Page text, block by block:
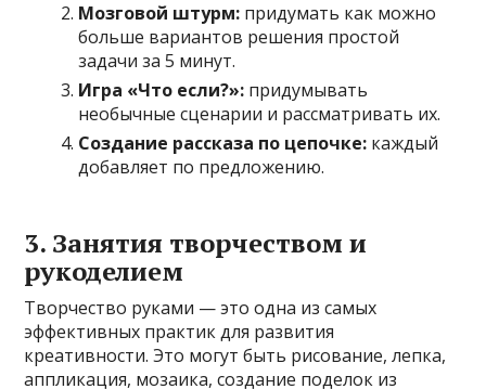
Мозговой штурм: придумать как можно
больше вариантов решения простой
задачи за 5 минут.
Игра «Что если?»: придумывать
необычные сценарии и рассматривать их.
Создание рассказа по цепочке: каждый
добавляет по предложению.
3. Занятия творчеством и
рукоделием
Творчество руками — это одна из самых
эффективных практик для развития
креативности. Это могут быть рисование, лепка,
аппликация, мозаика, создание поделок из